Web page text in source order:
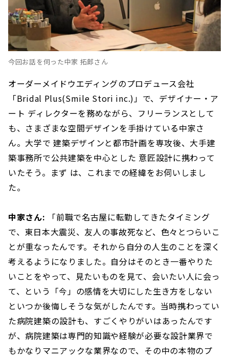
今回お話を伺った中家 拓郎さん
オーダーメイドウエディングのプロデュース会社
「Bridal Plus(Smile Stori inc.)」で、デザイナー・ア
ート ディレクターを務めながら、フリーランスとして
も、さまざまな空間デザインを手掛けている中家さ
ん。大学で 建築デザインと都市計画を専攻後、大手建
築事務所で公共建築を中心とした 意匠設計に携わって
いたそう。まず は、これまでの経緯をお伺いしまし
た。
中家さん: 「前職で名古屋に転勤してきたタイミング
で、東日本大震災、友人の事故死など、色々とつらいこ
とが重なったんです。それから自分の人生のことを深く
考えるようになりました。自分はそのとき一番やりた
いことをやって、見たいものを見て、会いたい人に会っ
て、という「今」の感情を大切にした生き方をしない
といつか後悔しそうな気がしたんです。当時携わってい
た病院建築の設計も、すごくやりがいはあったんです
が、病院建築は専門的知識や経験が必要な設計業界で
もかなりマニアックな業界なので、その中の本物のプ